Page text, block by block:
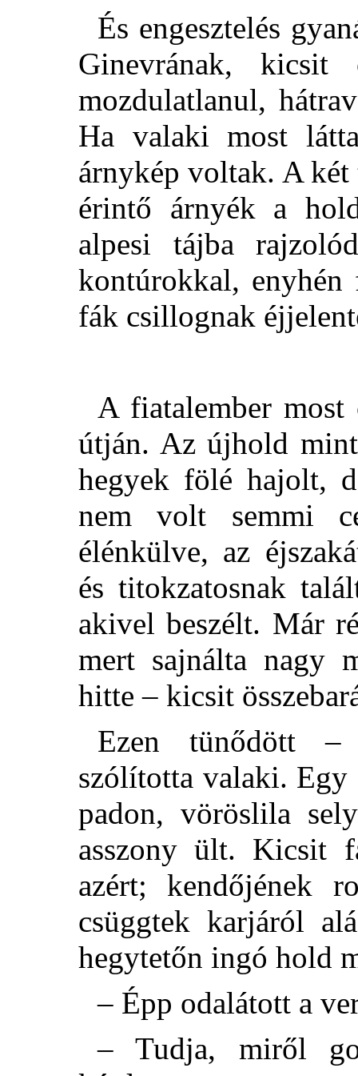
És engesztelés
Ginevrának, kicsit
mozdulatlanul,
Ha valaki most
árnykép voltak. A két
érintő árnyék a
alpesi tájba
kontúrokkal, enyhén
fák csillognak
A fiatalember
útján. Az újhold
hegyek fölé hajolt,
nem volt semmi
élénkülve, az
és titokzatosnak
akivel beszélt. Már
mert sajnálta nagy
hitte – kicsit
Ezen tünődött –
szólította valaki. Egy
padon, vöröslila
asszony ült. Kicsit
azért; kendőjének
csüggtek karjáról
hegytetőn ingó hold
– Épp odalátott a
– Tudja, miről